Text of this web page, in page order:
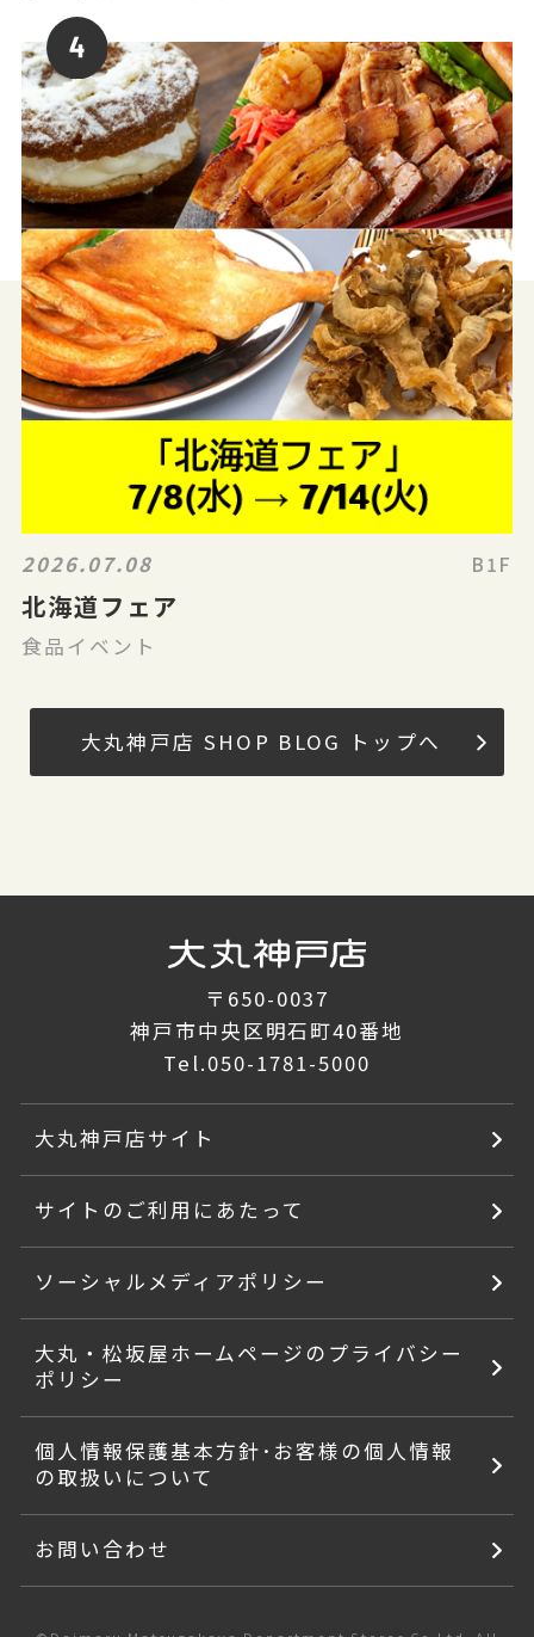
2026.07.08 B1F
北海道フェア
食品イベント
大丸神戸店 SHOP BLOG トップへ
〒650-0037
神戸市中央区明石町40番地
Tel.050-1781-5000
大丸神戸店サイト
サイトのご利用にあたって
ソーシャルメディアポリシー
大丸・松坂屋ホームページのプライバシー
ポリシー
個人情報保護基本方針･お客様の個人情報
の取扱いについて
お問い合わせ